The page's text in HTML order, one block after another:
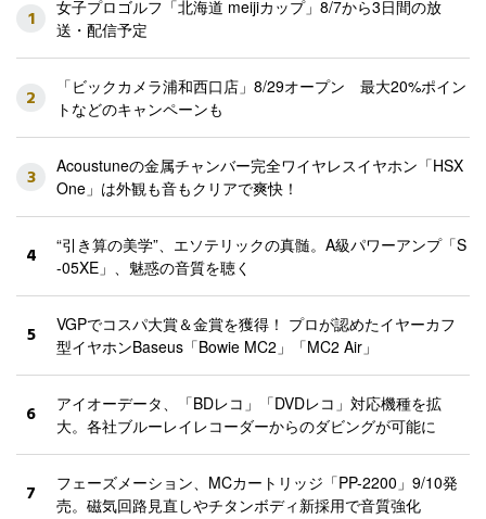
1
女子プロゴルフ「北海道 meijiカップ」8/7から3日間の放
送・配信予定
2
「ビックカメラ浦和西口店」8/29オープン 最大20%ポイン
トなどのキャンペーンも
3
Acoustuneの金属チャンバー完全ワイヤレスイヤホン「HSX
One」は外観も音もクリアで爽快！
4
“引き算の美学”、エソテリックの真髄。A級パワーアンプ「S
-05XE」、魅惑の音質を聴く
5
VGPでコスパ大賞＆金賞を獲得！ プロが認めたイヤーカフ
型イヤホンBaseus「Bowie MC2」「MC2 Air」
6
アイオーデータ、「BDレコ」「DVDレコ」対応機種を拡
大。各社ブルーレイレコーダーからのダビングが可能に
7
フェーズメーション、MCカートリッジ「PP-2200」9/10発
売。磁気回路見直しやチタンボディ新採用で音質強化